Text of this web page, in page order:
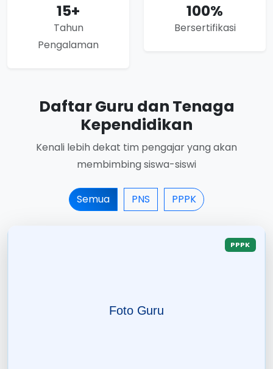
15+
Tahun
Pengalaman
100%
Bersertifikasi
Daftar Guru dan Tenaga
Kependidikan
Kenali lebih dekat tim pengajar yang akan
membimbing siswa-siswi
Semua PNS PPPK
PPPK